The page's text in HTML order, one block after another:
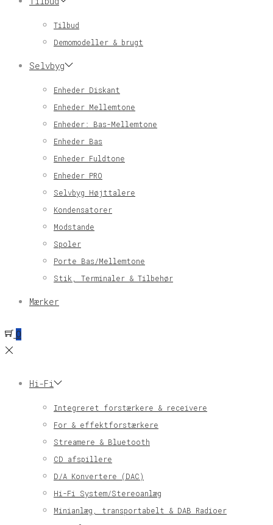
Tilbud
Demomodeller & brugt
Selvbyg
Enheder Diskant
Enheder Mellemtone
Enheder: Bas-Mellemtone
Enheder Bas
Enheder Fuldtone
Enheder PRO
Selvbyg Højttalere
Kondensatorer
Modstande
Spoler
Porte Bas/Mellemtone
Stik, Terminaler & Tilbehør
Mærker
0
Hi-Fi
Integreret forstærkere & receivere
For & effektforstærkere
Streamere & Bluetooth
CD afspillere
D/A Konvertere (DAC)
Hi-Fi System/Stereoanlæg
Minianlæg, transportabelt & DAB Radioer